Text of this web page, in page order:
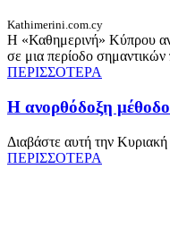
Kathimerini.com.cy
Η «Καθημερινή» Κύπρου
σε μια περίοδο
ΠΕΡΙΣΣΟΤΕΡΑ
Η ανορθόδοξη
Διαβάστε αυτή την
ΠΕΡΙΣΣΟΤΕΡΑ